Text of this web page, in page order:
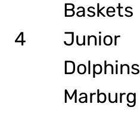
Baskets
4
Junior
Dolphins
Marburg